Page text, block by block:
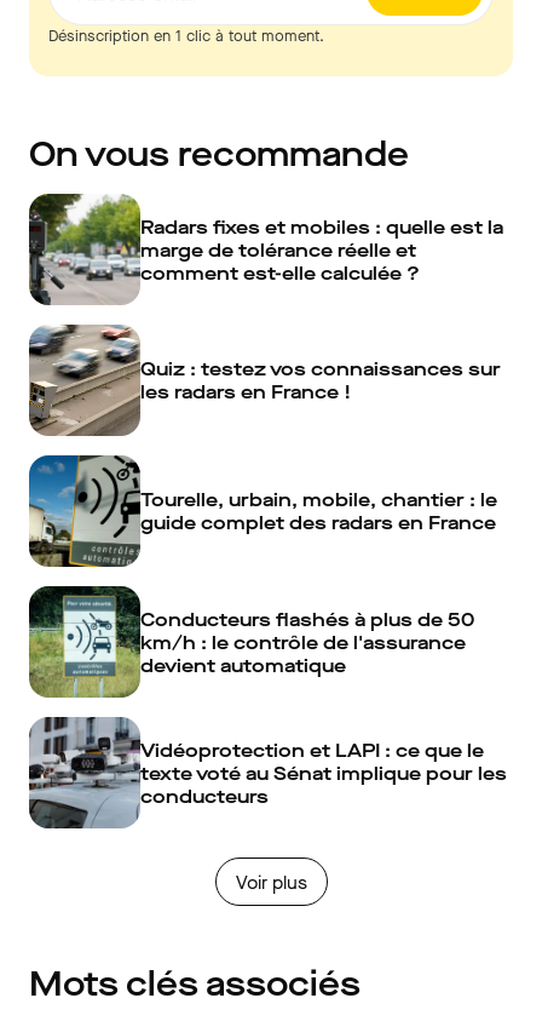
Désinscription en 1 clic à tout moment.
On vous recommande
Radars fixes et mobiles : quelle est la
marge de tolérance réelle et
comment est-elle calculée ?
Quiz : testez vos connaissances sur
les radars en France !
Tourelle, urbain, mobile, chantier : le
guide complet des radars en France
Conducteurs flashés à plus de 50
km/h : le contrôle de l'assurance
devient automatique
Vidéoprotection et LAPI : ce que le
texte voté au Sénat implique pour les
conducteurs
Voir plus
Mots clés associés